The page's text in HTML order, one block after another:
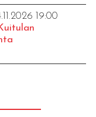
19:00